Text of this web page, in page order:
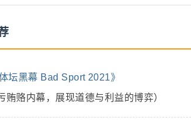
坛黑幕 Bad Sport 2021》
贿赂内幕，展现道德与利益的博弈）